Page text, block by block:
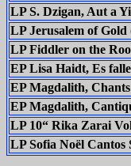
LP S. Dzigan, Aut a
LP Jerusalem of Gold
LP Fiddler on the
EP Lisa Haidt, Es
EP Magdalith,
EP Magdalith,
LP 10“ Rika Zarai
LP Sofia Noël Cantos